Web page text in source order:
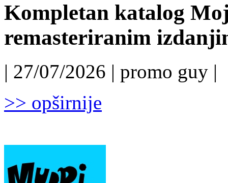
Kompletan katalog
remasteriranim
| 27/07/2026 | promo guy |
>> opširnije